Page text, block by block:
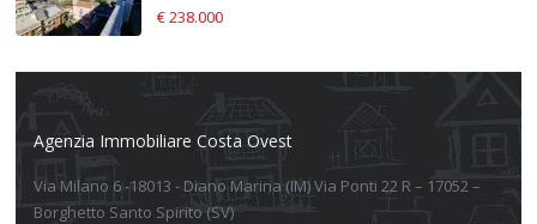
€ 238.000
Agenzia Immobiliare Costa Ovest
Via Milano 6 -18013 - Diano Marina (IM) Via Ponti 22 R – 17052 –
Borghetto Santo Spirito (SV)